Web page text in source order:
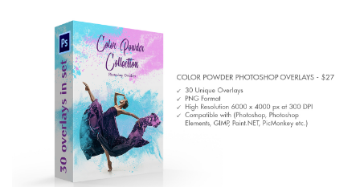
Entire Collection
(1783 Overlays)
Large 6000*4000px
Free download